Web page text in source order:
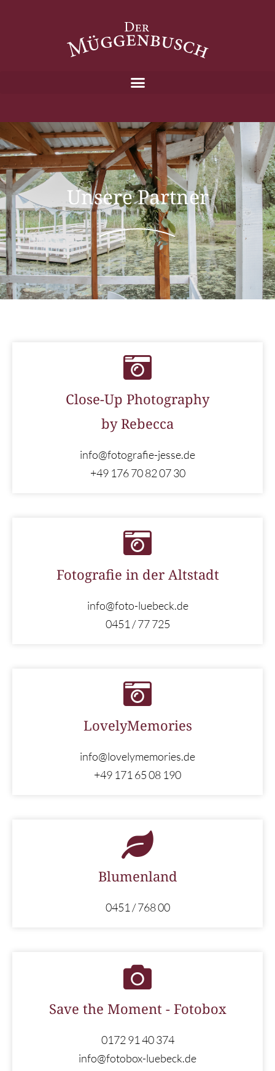
Unsere Partner
Close-Up Photography
by Rebecca
info@fotografie-jesse.de
+49 176 70 82 07 30
Fotografie in der Altstadt
info@foto-luebeck.de
0451 / 77 725
LovelyMemories
info@lovelymemories.de
+49 171 65 08 190
Blumenland
0451 / 768 00
Save the Moment - Fotobox
0172 91 40 374
info@fotobox-luebeck.de